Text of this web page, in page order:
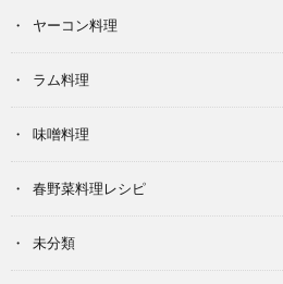
ヤーコン料理
ラム料理
味噌料理
春野菜料理レシピ
未分類